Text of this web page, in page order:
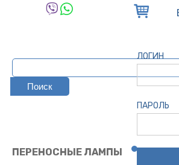
ЛОГИН
ПАРОЛЬ
ПЕРЕНОСНЫЕ ЛАМПЫ